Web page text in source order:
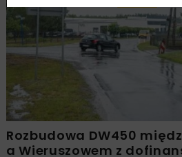
Rozbudowa DW450
a Wieruszowem z